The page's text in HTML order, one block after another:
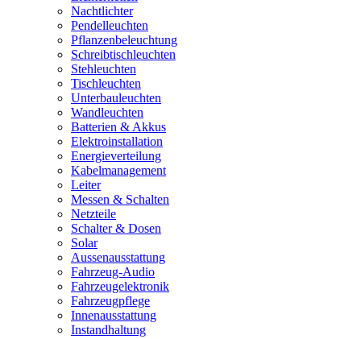
Nachtlichter
Pendelleuchten
Pflanzenbeleuchtung
Schreibtischleuchten
Stehleuchten
Tischleuchten
Unterbauleuchten
Wandleuchten
Batterien & Akkus
Elektroinstallation
Energieverteilung
Kabelmanagement
Leiter
Messen & Schalten
Netzteile
Schalter & Dosen
Solar
Aussenausstattung
Fahrzeug-Audio
Fahrzeugelektronik
Fahrzeugpflege
Innenausstattung
Instandhaltung